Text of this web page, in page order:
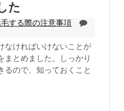
た
毛する際の注意事項
なければいけないことが
まとめました。しっかり
るので、知っておくこと